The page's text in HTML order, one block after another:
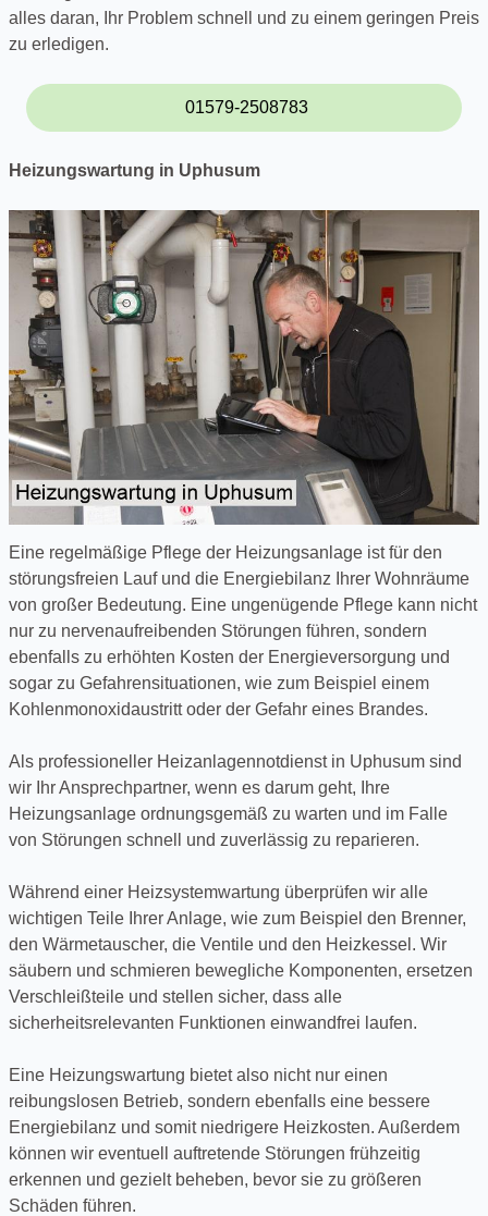
alles daran, Ihr Problem schnell und zu einem geringen Preis
zu erledigen.
01579-2508783
Heizungswartung in Uphusum
Eine regelmäßige Pflege der Heizungsanlage ist für den
störungsfreien Lauf und die Energiebilanz Ihrer Wohnräume
von großer Bedeutung. Eine ungenügende Pflege kann nicht
nur zu nervenaufreibenden Störungen führen, sondern
ebenfalls zu erhöhten Kosten der Energieversorgung und
sogar zu Gefahrensituationen, wie zum Beispiel einem
Kohlenmonoxidaustritt oder der Gefahr eines Brandes.
Als professioneller Heizanlagennotdienst in Uphusum sind
wir Ihr Ansprechpartner, wenn es darum geht, Ihre
Heizungsanlage ordnungsgemäß zu warten und im Falle
von Störungen schnell und zuverlässig zu reparieren.
Während einer Heizsystemwartung überprüfen wir alle
wichtigen Teile Ihrer Anlage, wie zum Beispiel den Brenner,
den Wärmetauscher, die Ventile und den Heizkessel. Wir
säubern und schmieren bewegliche Komponenten, ersetzen
Verschleißteile und stellen sicher, dass alle
sicherheitsrelevanten Funktionen einwandfrei laufen.
Eine Heizungswartung bietet also nicht nur einen
reibungslosen Betrieb, sondern ebenfalls eine bessere
Energiebilanz und somit niedrigere Heizkosten. Außerdem
können wir eventuell auftretende Störungen frühzeitig
erkennen und gezielt beheben, bevor sie zu größeren
Schäden führen.